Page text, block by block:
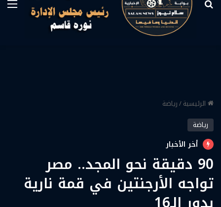
بحث عن
الرئيسية/رياضة
رياضة
أخر الأخبار
90 دقيقة نحو المجد.. مصر
تواجه الأرجنتين في قمة نارية